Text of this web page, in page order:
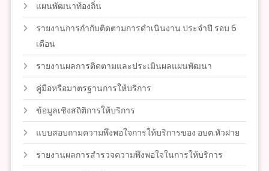
แผนพัฒนาท้องถิ่น
รายงานการกำกับติดตามการดำเนินงาน ประจำปี รอบ 6
เดือน
รายงานผลการติดตามและประเมินผลแผนพัฒนา
คู่มือหรือมาตรฐานการให้บริการ
ข้อมูลเชิงสถิติการให้บริการ
แบบสอบถามความพึงพอใจการให้บริการของ อบต.หัวฝาย
รายงานผลการสำรวจความพึงพอใจในการให้บริการ